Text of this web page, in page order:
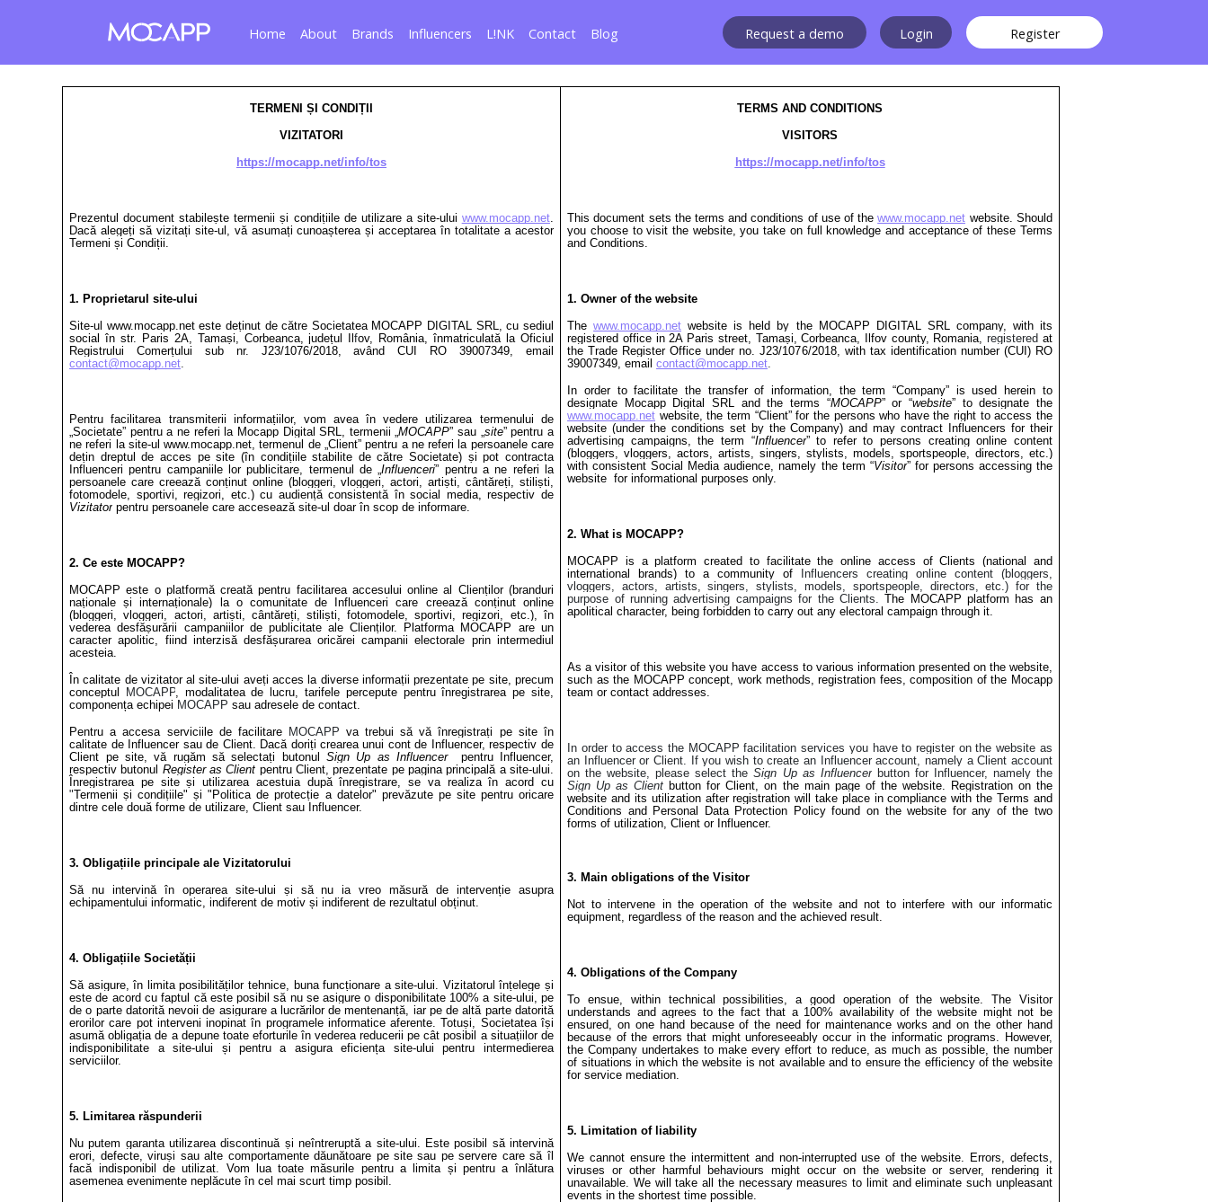
Home About Brands Influencers L!NK Contact Blog Request a demo Login Register
TERMENI ȘI CONDIȚII
VIZITATORI
https://mocapp.net/info/tos
Prezentul document stabilește termenii și condițiile de utilizare a site-ului www.mocapp.net.
Dacă alegeți să vizitați site-ul, vă asumați cunoașterea și acceptarea în totalitate a acestor
Termeni și Condiții.
1. Proprietarul site-ului
Site-ul www.mocapp.net este deținut de către Societatea MOCAPP DIGITAL SRL, cu sediul
social în str. Paris 2A, Tamași, Corbeanca, județul Ilfov, România, înmatriculată la Oficiul
Registrului Comerțului sub nr. J23/1076/2018, având CUI RO 39007349, email
contact@mocapp.net.
Pentru facilitarea transmiterii informațiilor, vom avea în vedere utilizarea termenului de
„Societate” pentru a ne referi la Mocapp Digital SRL, termenii „MOCAPP” sau „site” pentru a
ne referi la site-ul www.mocapp.net, termenul de „Client” pentru a ne referi la persoanele care
dețin dreptul de acces pe site (în condițiile stabilite de către Societate) și pot contracta
Influenceri pentru campaniile lor publicitare, termenul de „Influenceri” pentru a ne referi la
persoanele care creează conținut online (bloggeri, vloggeri, actori, artiști, cântăreți, stiliști,
fotomodele, sportivi, regizori, etc.) cu audiență consistentă în social media, respectiv de
Vizitator pentru persoanele care accesează site-ul doar în scop de informare.
2. Ce este MOCAPP?
MOCAPP este o platformă creată pentru facilitarea accesului online al Clienților (branduri
naționale și internaționale) la o comunitate de Influenceri care creează conținut online
(bloggeri, vloggeri, actori, artiști, cântăreți, stiliști, fotomodele, sportivi, regizori, etc.), în
vederea desfășurării campaniilor de publicitate ale Clienților. Platforma MOCAPP are un
caracter apolitic, fiind interzisă desfășurarea oricărei campanii electorale prin intermediul
acesteia.
În calitate de vizitator al site-ului aveți acces la diverse informații prezentate pe site, precum
conceptul
MOCAPP, modalitatea de lucru, tarifele percepute pentru înregistrarea pe site,
componența echipei MOCAPP sau adresele de contact.
Pentru a accesa serviciile de facilitare MOCAPP va trebui să vă înregistrați pe site în
calitate de Influencer sau de Client. Dacă doriți crearea unui cont de Influencer, respectiv de
Client pe site, vă rugăm să selectați butonul Sign Up as Influencer
pentru Influencer,
respectiv butonul Register as Client pentru Client, prezentate pe pagina principală a site-ului.
Înregistrarea pe site și utilizarea acestuia după înregistrare, se va realiza în acord cu
"Termenii și condițiile" și "Politica de protecție a datelor" prevăzute pe site pentru oricare
dintre cele două forme de utilizare, Client sau Influencer.
3. Obligațiile principale ale Vizitatorului
Să nu intervină în operarea site-ului și să nu ia vreo măsură de intervenție asupra
echipamentului informatic, indiferent de motiv și indiferent de rezultatul obținut.
4. Obligațiile Societății
Să asigure, în limita posibilităților tehnice, buna funcționare a site-ului. Vizitatorul înțelege și
este de acord cu faptul că este posibil să nu se asigure o disponibilitate 100% a site-ului, pe
de o parte datorită nevoii de asigurare a lucrărilor de mentenanță, iar pe de altă parte datorită
erorilor care pot interveni inopinat în programele informatice aferente. Totuși, Societatea își
asumă obligația de a depune toate eforturile în vederea reducerii pe cât posibil a situațiilor de
indisponibilitate a site-ului și pentru a asigura eficiența site-ului pentru intermedierea
serviciilor.
5. Limitarea răspunderii
Nu putem garanta utilizarea discontinuă și neîntreruptă a site-ului. Este posibil să intervină
erori, defecte, viruși sau alte comportamente dăunătoare pe site sau pe servere care să îl
facă indisponibil de utilizat. Vom lua toate măsurile pentru a limita și pentru a înlătura
asemenea evenimente neplăcute în cel mai scurt timp posibil.
TERMS AND CONDITIONS
VISITORS
https://mocapp.net/info/tos
This document sets the terms and conditions of use of thewww.mocapp.net website. Should
you choose to visit the website, you take on full knowledge and acceptance of these Terms
and Conditions.
1. Owner of the website
Thewww.mocapp.net website is held by the MOCAPP DIGITAL SRL company, with its
registered office in 2A Paris street, Tamași, Corbeanca, Ilfov county, Romania,registered at
the Trade Register Office under no. J23/1076/2018, with tax identification number (CUI) RO
39007349, emailcontact@mocapp.net.
In order to facilitate the transfer of information, the term “Company” is used herein to
designate Mocapp Digital SRL and the terms “MOCAPP” or “website” to designate the
www.mocapp.net website, the term “Client” for the persons who have the right to access the
website (under the conditions set by the Company) and may contract Influencers for their
advertising campaigns, the term “Influencer” to refer to persons creating online content
(bloggers, vloggers, actors, artists, singers, stylists, models, sportspeople, directors, etc.)
with consistent Social Media audience, namely the term “Visitor” for persons accessing the
website for informational purposes only.
2. What is MOCAPP?
MOCAPP is a platform created to facilitate the online access of Clients (national and
international brands) to a community of
Influencers creating online content (bloggers,
vloggers, actors, artists, singers, stylists, models, sportspeople, directors, etc.) for the
purpose of running advertising campaigns for the Clients. The MOCAPP platform has an
apolitical character, being forbidden to carry out any electoral campaign through it.
As a visitor of this website you have access to various information presented on the website,
such as the MOCAPP concept, work methods, registration fees, composition of the Mocapp
team or contact addresses.
In order to access the MOCAPP facilitation services you have to register on the website as
an Influencer or Client. If you wish to create an Influencer account, namely a Client account
on the website, please select theSign Up as Influencerbutton for Influencer, namely the
Sign Up as Client button for Client, on the main page of the website. Registration on the
website and its utilization after registration will take place in compliance with the Terms and
Conditions and Personal Data Protection Policy found on the website for any of the two
forms of utilization, Client or Influencer.
3. Main obligations of the Visitor
Not to intervene in the operation of the website and not to interfere with our informatic
equipment, regardless of the reason and the achieved result.
4. Obligations of the Company
To ensue, within technical possibilities, a good operation of the website. The Visitor
understands and agrees to the fact that a 100% availability of the website might not be
ensured, on one hand because of the need for maintenance works and on the other hand
because of the errors that might unforeseeably occur in the informatic programs. However,
the Company undertakes to make every effort to reduce, as much as possible, the number
of situations in which the website is not available and to ensure the efficiency of the website
for service mediation.
5. Limitation of liability
We cannot ensure the intermittent and non-interrupted use of the website. Errors, defects,
viruses or other harmful behaviours might occur on the website or server, rendering it
unavailable. We will take all the necessary measures to limit and eliminate such unpleasant
events in the shortest time possible.